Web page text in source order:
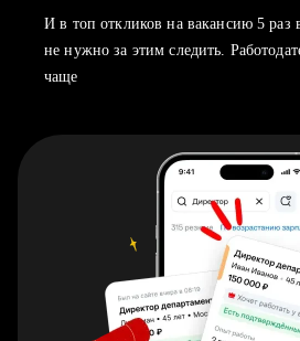
И в топ откликов на вакансию 5
не нужно за этим следить.
чаще